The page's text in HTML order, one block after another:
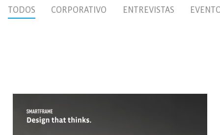
TODOS CORPORATIVO ENTREVISTAS